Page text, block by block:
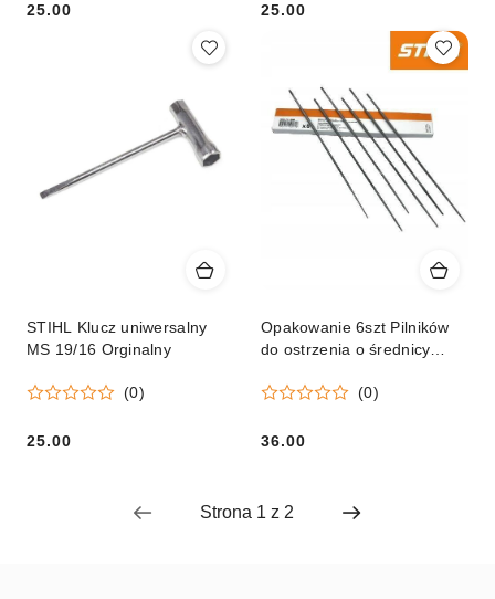
Cena:
25.00
Cena:
25.00
STIHL Klucz uniwersalny
MS 19/16 Orginalny
(0)
Cena:
25.00
Opakowanie 6szt Pilników
do ostrzenia o średnicy
(0)
Cena:
36.00